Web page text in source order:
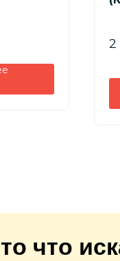
2
что